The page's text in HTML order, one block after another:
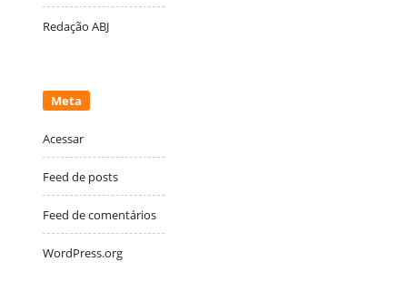
Redação ABJ
Meta
Acessar
Feed de posts
Feed de comentários
WordPress.org